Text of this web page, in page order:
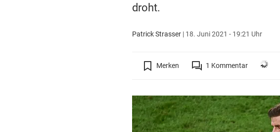
droht.
Patrick Strasser | 18. Juni 2021 - 19:21 Uhr
Merken 1 Kommentar